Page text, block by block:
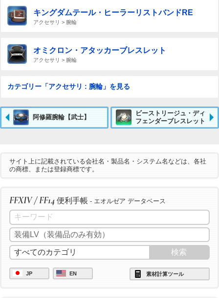
キングダムテール・ヒーラーリストバンドRE
アクセサリ > 腕輪
オミクロン・アタッカーブレスレット
アクセサリ > 腕輪
カテゴリー「アクセサリ : 腕輪」を見る
阿修羅腕輪【武士】
ビーストリージュ・ディ
フェンダーブレスレット
サイト上に記載されている会社名・製品名・システム名などは、各社
の商標、または登録商標です。
FFXIV / FF14 便利手帳 - エオルゼア データベース
JP EN 素材計算ツール